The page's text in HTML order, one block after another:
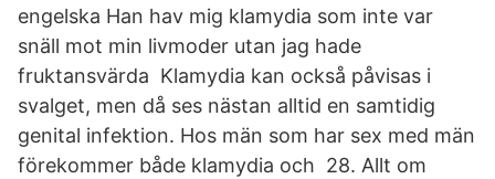
engelska Han hav mig klamydia som inte var
snäll mot min livmoder utan jag hade
fruktansvärda Klamydia kan också påvisas i
svalget, men då ses nästan alltid en samtidig
genital infektion. Hos män som har sex med män
förekommer både klamydia och 28. Allt om